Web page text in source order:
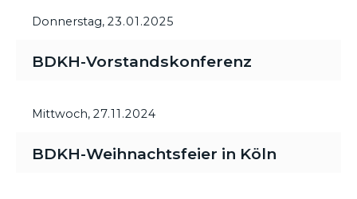
Donnerstag, 23.01.2025
BDKH-Vorstandskonferenz
Mittwoch, 27.11.2024
BDKH-Weihnachtsfeier in Köln